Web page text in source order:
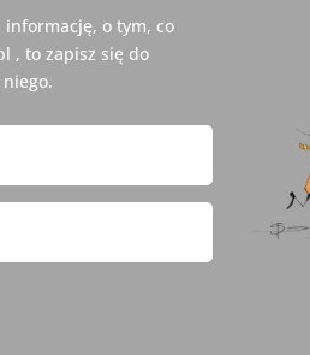
informację, o tym, co
, to zapisz się do